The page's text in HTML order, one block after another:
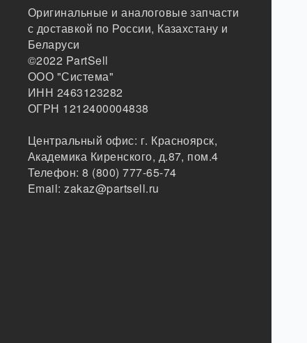
Оригинальные и аналоговые запчасти
с доставкой по России, Казахстану и
Беларуси
©2022 PartSell
ООО "Система"
ИНН 2463123282
ОГРН 1212400004838
Центральный офис: г. Красноярск,
Академика Киренского, д.87, пом.4
Телефон:8 (800) 777-65-74
Email:zakaz@partsell.ru